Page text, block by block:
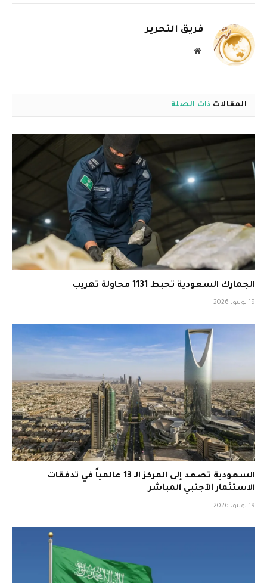
فريق التحرير
موقع
المقالات ذات الصلة
الجمارك السعودية تحبط 1131 محاولة تهريب
19 يوليو، 2026
السعودية تصعد إلى المركز الـ 13 عالمياً في تدفقات
الاستثمار الأجنبي المباشر
19 يوليو، 2026